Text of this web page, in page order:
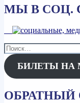
МЫ В СОЦ.
Найти:
БИЛЕТЫ НА
ОБРАТНЫЙ